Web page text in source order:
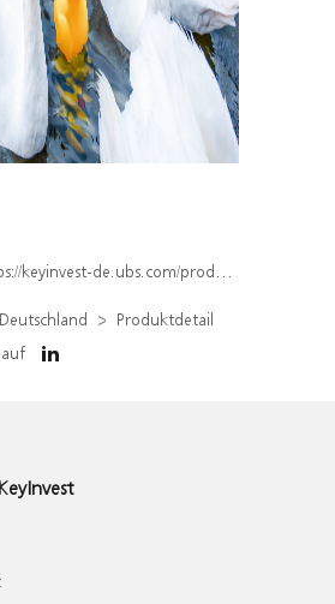
de.ubs.com/produkt/detail/index/isin/DE000WA2RKH5
Produktdetail